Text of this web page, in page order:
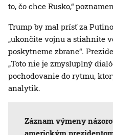
to, čo chce Rusko,“
Trump by mal prísť za
„ukončite vojnu a stiahnite
poskytneme zbrane“.
„Toto nie je zmysluplný
pochodovanie do rytmu,
analytik.
Záznam výmeny